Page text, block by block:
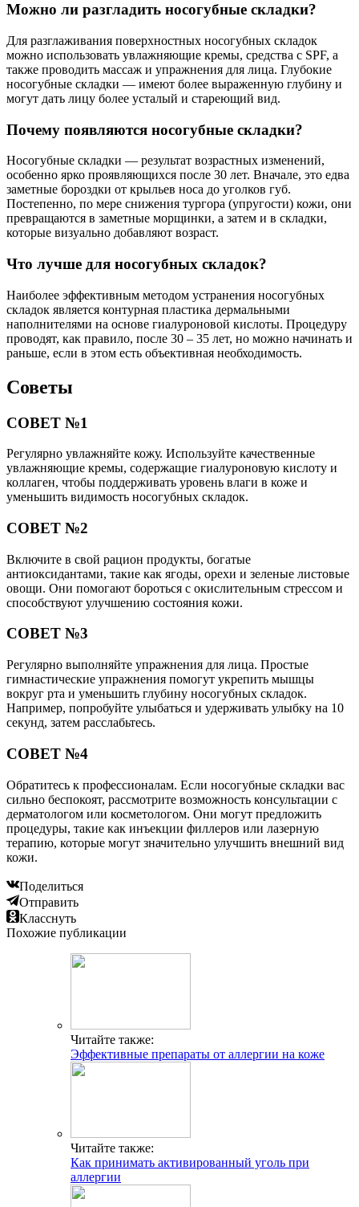
Можно ли разгладить носогубные складки?
Для разглаживания поверхностных носогубных складок
можно использовать увлажняющие кремы, средства с SPF, а
также проводить массаж и упражнения для лица. Глубокие
носогубные складки — имеют более выраженную глубину и
могут дать лицу более усталый и стареющий вид.
Почему появляются носогубные складки?
Носогубные складки — результат возрастных изменений,
особенно ярко проявляющихся после 30 лет. Вначале, это едва
заметные бороздки от крыльев носа до уголков губ.
Постепенно, по мере снижения тургора (упругости) кожи, они
превращаются в заметные морщинки, а затем и в складки,
которые визуально добавляют возраст.
Что лучше для носогубных складок?
Наиболее эффективным методом устранения носогубных
складок является контурная пластика дермальными
наполнителями на основе гиалуроновой кислоты. Процедуру
проводят, как правило, после 30 – 35 лет, но можно начинать и
раньше, если в этом есть объективная необходимость.
Советы
СОВЕТ №1
Регулярно увлажняйте кожу. Используйте качественные
увлажняющие кремы, содержащие гиалуроновую кислоту и
коллаген, чтобы поддерживать уровень влаги в коже и
уменьшить видимость носогубных складок.
СОВЕТ №2
Включите в свой рацион продукты, богатые
антиоксидантами, такие как ягоды, орехи и зеленые листовые
овощи. Они помогают бороться с окислительным стрессом и
способствуют улучшению состояния кожи.
СОВЕТ №3
Регулярно выполняйте упражнения для лица. Простые
гимнастические упражнения помогут укрепить мышцы
вокруг рта и уменьшить глубину носогубных складок.
Например, попробуйте улыбаться и удерживать улыбку на 10
секунд, затем расслабьтесь.
СОВЕТ №4
Обратитесь к профессионалам. Если носогубные складки вас
сильно беспокоят, рассмотрите возможность консультации с
дерматологом или косметологом. Они могут предложить
процедуры, такие как инъекции филлеров или лазерную
терапию, которые могут значительно улучшить внешний вид
кожи.
Поделиться
Отправить
Класснуть
Похожие публикации
Читайте также:
Эффективные препараты от аллергии на коже
Читайте также:
Как принимать активированный уголь при
аллергии